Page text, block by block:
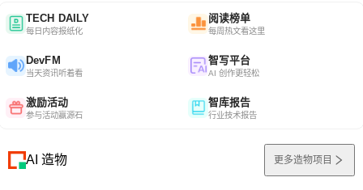
TECH DAILY
每日内容报纸化
阅读榜单
每周热文看这里
DevFM
当天资讯听着看
智写平台
AI 创作更轻松
激励活动
参与活动赢源石
智库报告
行业技术报告
AI 造物 更多造物项目